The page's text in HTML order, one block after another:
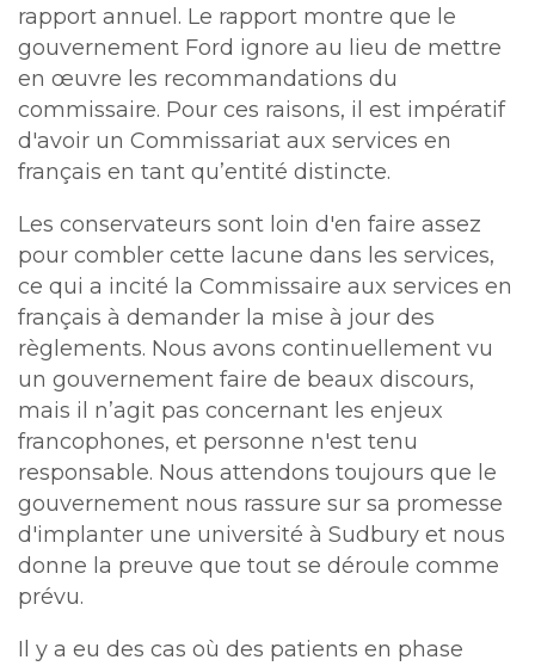
rapport annuel. Le rapport montre que le
gouvernement Ford ignore au lieu de mettre
en œuvre les recommandations du
commissaire. Pour ces raisons, il est impératif
d'avoir un Commissariat aux services en
français en tant qu’entité distincte.
Les conservateurs sont loin d'en faire assez
pour combler cette lacune dans les services,
ce qui a incité la Commissaire aux services en
français à demander la mise à jour des
règlements. Nous avons continuellement vu
un gouvernement faire de beaux discours,
mais il n’agit pas concernant les enjeux
francophones, et personne n'est tenu
responsable. Nous attendons toujours que le
gouvernement nous rassure sur sa promesse
d'implanter une université à Sudbury et nous
donne la preuve que tout se déroule comme
prévu.
Il y a eu des cas où des patients en phase